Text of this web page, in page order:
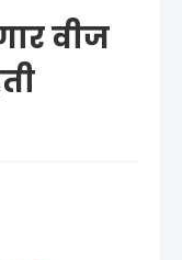
वीज